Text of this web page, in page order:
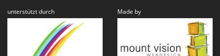
unterstützt durch
Made by